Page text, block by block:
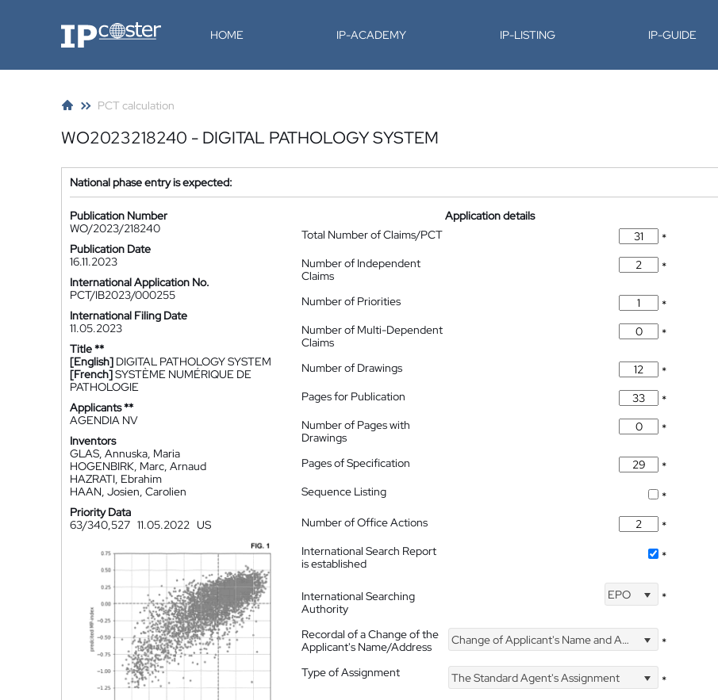
IP-Coster HOME IP-ACADEMY IP-LISTING IP-GUIDE
PCT calculation
WO2023218240 - DIGITAL PATHOLOGY SYSTEM
National phase entry is expected:
Publication Number
WO/2023/218240
Publication Date
16.11.2023
International Application No.
PCT/IB2023/000255
International Filing Date
11.05.2023
Title **
[English] DIGITAL PATHOLOGY SYSTEM
[French]SYSTÈME NUMÉRIQUE DE
PATHOLOGIE
Applicants **
AGENDIA NV
Inventors
GLAS, Annuska, Maria
HOGENBIRK, Marc, Arnaud
HAZRATI, Ebrahim
HAAN, Josien, Carolien
Priority Data
63/340,527 11.05.2022 US
Application details
Total Number of Claims/PCT
*
Number of Independent
Claims
*
Number of Priorities
*
Number of Multi-Dependent
Claims
*
Number of Drawings
*
Pages for Publication
*
Number of Pages with
Drawings
*
Pages of Specification
*
Sequence Listing
*
Number of Office Actions
*
International Search Report
is established
*
International Searching
Authority
EPO *
Recordal of a Change of the
Applicant's Name/Address
Change of Applicant's Name and Address *
Type of Assignment The Standard Agent's Assignment
*